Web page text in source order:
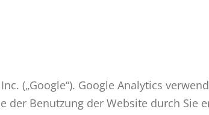
(„Google“). Google Analytics
Benutzung der Website durch Sie